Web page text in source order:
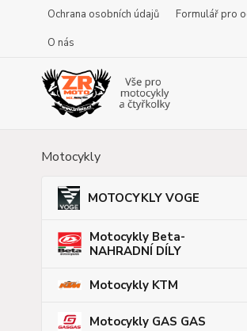
Ochrana osobních údajů Formulář pro
O nás
Motocykly
MOTOCYKLY VOGE
Motocykly Beta-
NAHRADNÍ DÍLY
Motocykly KTM
Motocykly GAS GAS